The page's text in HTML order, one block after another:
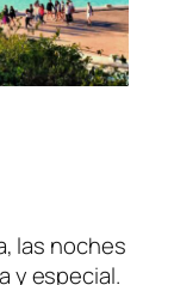
las noches
y‍ especial.